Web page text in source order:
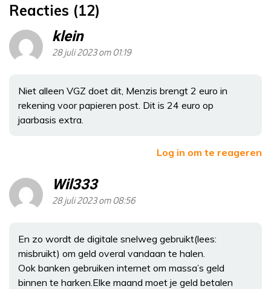
Reacties (12)
klein
28 juli 2023 om 01:19
Niet alleen VGZ doet dit, Menzis brengt 2 euro in
rekening voor papieren post. Dit is 24 euro op
jaarbasis extra.
Log in om te reageren
Wil333
28 juli 2023 om 08:56
En zo wordt de digitale snelweg gebruikt(lees:
misbruikt) om geld overal vandaan te halen.
Ook banken gebruiken internet om massa’s geld
binnen te harken.Elke maand moet je geld betalen